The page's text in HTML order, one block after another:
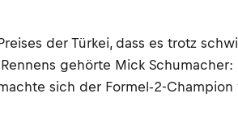
der Türkei, dass es trotz
gehörte Mick
sich der Formel-2-